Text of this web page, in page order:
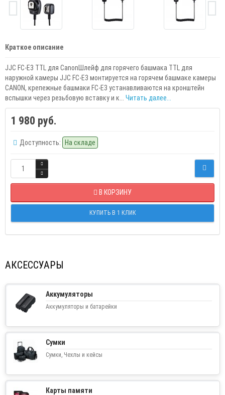
Краткое описание
JJC FC-E3 TTL для CanonШлейф для горячего башмака TTL для
наружной камеры JJC FC-E3 монтируется на горячем башмаке камеры
CANON, крепежные башмаки FC-E3 устанавливаются на кронштейн
вспышки через резьбовую вставку и к... Читать далее...
1 980 руб.
Доступность: На складе
В КОРЗИНУ
КУПИТЬ В 1 КЛИК
АКСЕССУАРЫ
Аккумуляторы
Аккумуляторы и батарейки
Сумки
Сумки, Чехлы и кейсы
Карты памяти